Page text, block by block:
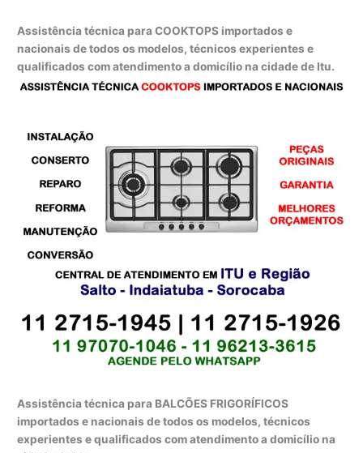
Assistência técnica para COOKTOPS importados e
nacionais de todos os modelos, técnicos experientes e
qualificados com atendimento a domicílio na cidade de Itu.
Assistência técnica para BALCÕES FRIGORÍFICOS
importados e nacionais de todos os modelos, técnicos
experientes e qualificados com atendimento a domicílio na